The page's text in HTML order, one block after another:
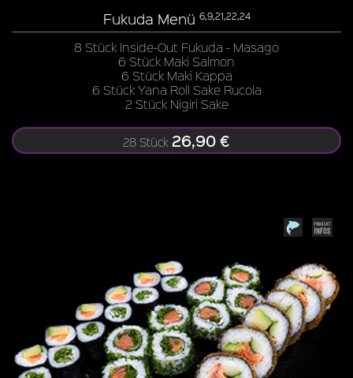
Fukuda Menü 6,9,21,22,24
8 Stück Inside-Out Fukuda - Masago
6 Stück Maki Salmon
6 Stück Maki Kappa
6 Stück Yana Roll Sake Rucola
2 Stück Nigiri Sake
28 Stück 26,90 €